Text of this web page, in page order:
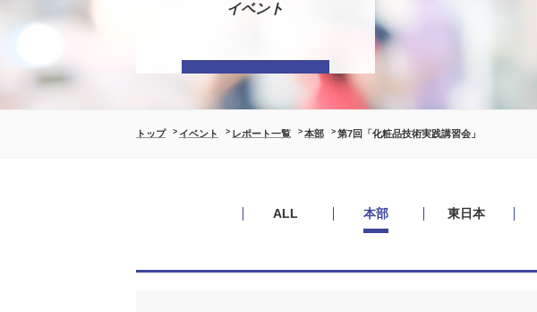
イベント
トップ イベント レポート一覧 本部 第7回「化粧品技術実践講習会」
ALL 本部 東日本